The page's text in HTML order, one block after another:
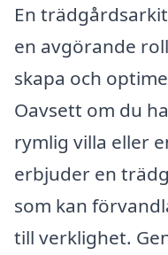
En
en avgörande
skapa och
Oavsett om du
rymlig villa eller
erbjuder en
som kan
till verklighet.